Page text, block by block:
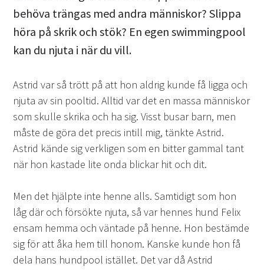
behöva trängas med andra människor? Slippa
höra på skrik och stök? En egen swimmingpool
kan du njuta i när du vill.
Astrid var så trött på att hon aldrig kunde få ligga och
njuta av sin pooltid. Alltid var det en massa människor
som skulle skrika och ha sig. Visst busar barn, men
måste de göra det precis intill mig, tänkte Astrid.
Astrid kände sig verkligen som en bitter gammal tant
när hon kastade lite onda blickar hit och dit.
Men det hjälpte inte henne alls. Samtidigt som hon
låg där och försökte njuta, så var hennes hund Felix
ensam hemma och väntade på henne. Hon bestämde
sig för att åka hem till honom. Kanske kunde hon få
dela hans hundpool istället. Det var då Astrid